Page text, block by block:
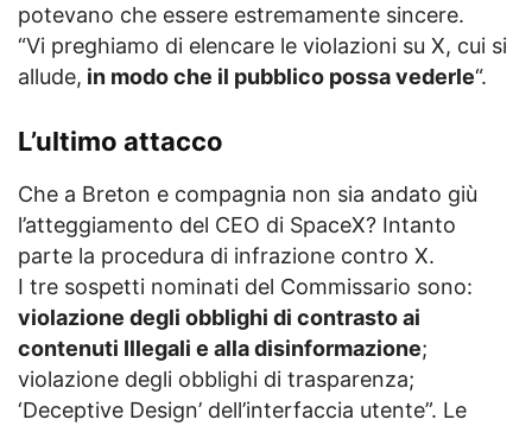
potevano che essere estremamente sincere.
“Vi preghiamo di elencare le violazioni su X, cui si
allude, in modo che il pubblico possa vederle“.
L’ultimo attacco
Che a Breton e compagnia non sia andato giù
l’atteggiamento del CEO di SpaceX? Intanto
parte la procedura di infrazione contro X.
I tre sospetti nominati del Commissario sono:
violazione degli obblighi di contrasto ai
contenuti Illegali e alla disinformazione;
violazione degli obblighi di trasparenza;
‘Deceptive Design’ dell’interfaccia utente”. Le